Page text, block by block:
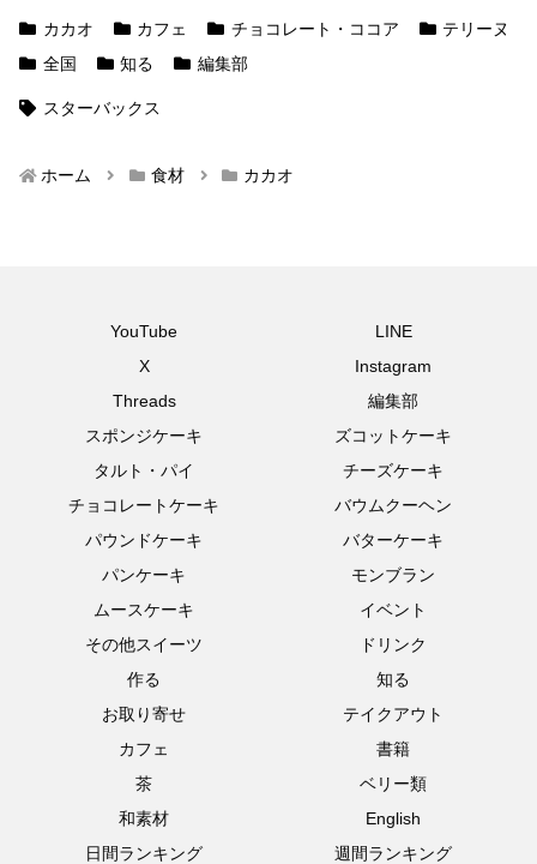
カカオ カフェ チョコレート・ココア
テリーヌ
全国
知る 編集部
スターバックス
ホーム 食材 カカオ
YouTube
LINE
X
Instagram
Threads
編集部
スポンジケーキ
ズコットケーキ
タルト・パイ
チーズケーキ
チョコレートケーキ
バウムクーヘン
パウンドケーキ
バターケーキ
パンケーキ
モンブラン
ムースケーキ
イベント
その他スイーツ
ドリンク
作る
知る
お取り寄せ
テイクアウト
カフェ
書籍
茶
ベリー類
和素材
English
日間ランキング
週間ランキング